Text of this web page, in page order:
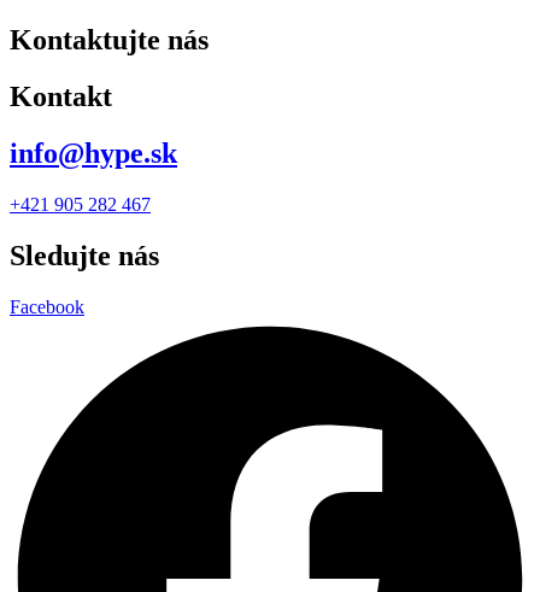
Kontaktujte nás
Kontakt
info@hype.sk
+421 905 282 467
Sledujte nás
Facebook